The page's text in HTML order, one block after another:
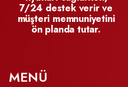
7/24 destek verir ve
müşteri memnuniyetini
ön planda tutar.
MENÜ